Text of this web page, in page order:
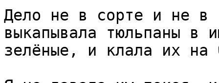
Дело не в сорте и не в
выкапывала тюльпаны в
зелёные, и клала их на